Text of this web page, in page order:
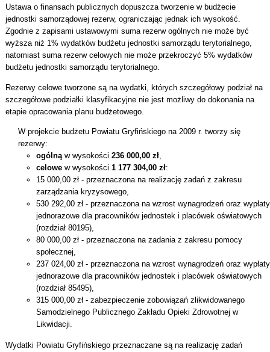
Ustawa o finansach publicznych dopuszcza tworzenie w budżecie
jednostki samorządowej rezerw, ograniczając jednak ich wysokość.
Zgodnie z zapisami ustawowymi suma rezerw ogólnych nie może być
wyższa niż 1% wydatków budżetu jednostki samorządu terytorialnego,
natomiast suma rezerw celowych nie może przekroczyć 5% wydatków
budżetu jednostki samorządu terytorialnego.
Rezerwy celowe tworzone są na wydatki, których szczegółowy podział na
szczegółowe podziałki klasyfikacyjne nie jest możliwy do dokonania na
etapie opracowania planu budżetowego.
W projekcie budżetu Powiatu Gryfińskiego na 2009 r. tworzy się
rezerwy:
ogólnąw wysokości 236 000,00 zł,
celowe w wysokości 1 177 304,00 zł:
15 000,00 zł - przeznaczona na realizację zadań z zakresu
zarządzania kryzysowego,
530 292,00 zł - przeznaczona na wzrost wynagrodzeń oraz wypłaty
jednorazowe dla pracowników jednostek i placówek oświatowych
(rozdział 80195),
80 000,00 zł - przeznaczona na zadania z zakresu pomocy
społecznej,
237 024,00 zł - przeznaczona na wzrost wynagrodzeń oraz wypłaty
jednorazowe dla pracowników jednostek i placówek oświatowych
(rozdział 85495),
315 000,00 zł - zabezpieczenie zobowiązań zlikwidowanego
Samodzielnego Publicznego Zakładu Opieki Zdrowotnej w
Likwidacji.
Wydatki Powiatu Gryfińskiego przeznaczane są na realizację zadań